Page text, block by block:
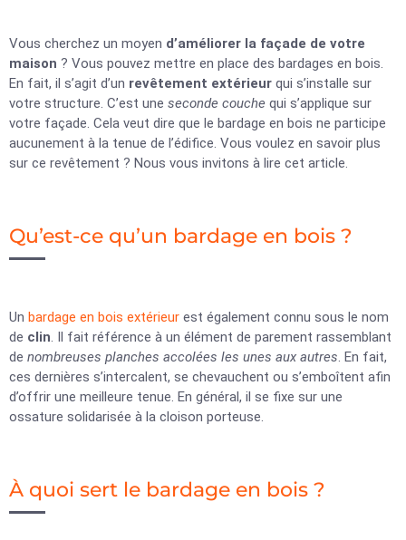
Vous cherchez un moyen d’améliorer la façade de votre
maison ? Vous pouvez mettre en place des bardages en bois.
En fait, il s’agit d’un revêtement extérieur qui s’installe sur
votre structure. C’est une seconde couche qui s’applique sur
votre façade. Cela veut dire que le bardage en bois ne participe
aucunement à la tenue de l’édifice. Vous voulez en savoir plus
sur ce revêtement ? Nous vous invitons à lire cet article.
Qu’est-ce qu’un bardage en bois ?
Un bardage en bois extérieur est également connu sous le nom
de clin. Il fait référence à un élément de parement rassemblant
de nombreuses planches accolées les unes aux autres. En fait,
ces dernières s’intercalent, se chevauchent ou s’emboîtent afin
d’offrir une meilleure tenue. En général, il se fixe sur une
ossature solidarisée à la cloison porteuse.
À quoi sert le bardage en bois ?